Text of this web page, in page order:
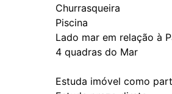
Churrasqueira
Piscina
Lado mar em relação à
⁠4 quadras do Mar
Estuda imóvel como